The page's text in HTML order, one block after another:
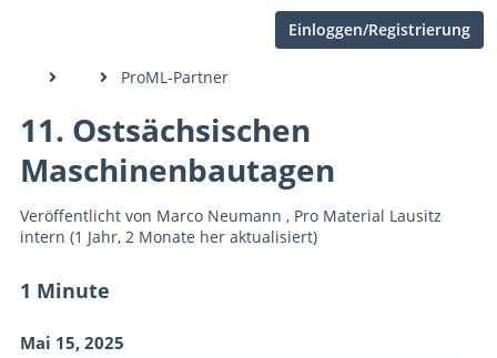
Einloggen/Registrierung
ProML-Partner
1 Minute
Mai 15, 2025
11. Ostsächsischen
Maschinenbautagen
Veröffentlicht von Marco Neumann , Pro Material Lausitz
intern (1 Jahr, 2 Monate her aktualisiert)